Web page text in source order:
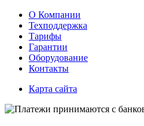
О Компании
Техподдержка
Тарифы
Гарантии
Оборудование
Контакты
Карта сайта